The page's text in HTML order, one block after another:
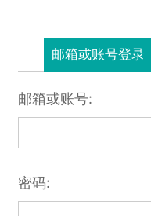
邮箱或账号登录
邮箱或账号:
密码: